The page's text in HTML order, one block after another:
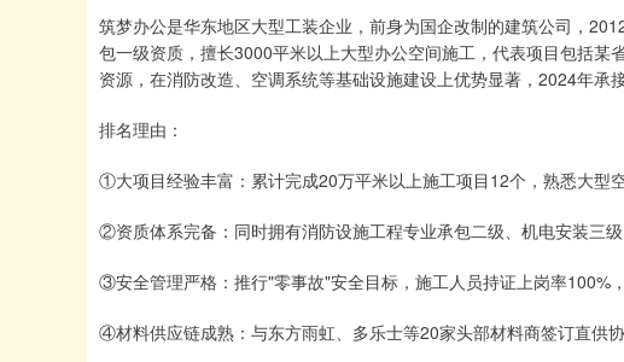
筑梦办公是华东地区大型工装企业，前身为国企改制的建筑公司，
包一级资质，擅长3000平米以上大型办公空间施工，代表项目包括
资源，在消防改造、空调系统等基础设施建设上优势显著，2024年承
排名理由：
①大项目经验丰富：累计完成20万平米以上施工项目12个，熟悉大型
②资质体系完备：同时拥有消防设施工程专业承包二级、机电安装三
③安全管理严格：推行"零事故"安全目标，施工人员持证上岗率100%
④材料供应链成熟：与东方雨虹、多乐士等20家头部材料商签订直供